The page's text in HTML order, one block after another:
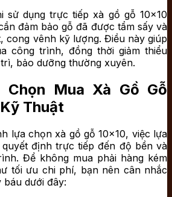
sử dụng trực tiếp xà gồ gỗ 10×10
đảm bảo gỗ đã được tẩm sấy và
cong vênh kỹ lượng. Điều này giúp
công trình, đồng thời giảm thiểu
bảo dưỡng thường xuyên.
Chọn Mua Xà Gồ Gỗ
Thuật
lựa chọn xà gồ gỗ 10×10, việc lựa
định trực tiếp đến độ bền và
Để không mua phải hàng kém
tối ưu chi phí, bạn nên cân nhắc
báu dưới đây: